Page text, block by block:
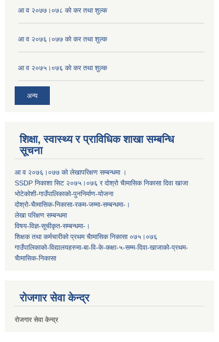
आ व २०७७।०७८ काे कर तथा शुल्क
आ व २०७६।०७७ काे कर तथा शुल्क
आ व २०७५।०७६ काे कर तथा शुल्क
अन्य
शिक्षा, स्वास्थ्य र प्राविधिक शाखा सम्बन्धि
सूचना
आ व २०७६।०७७ काे लेखापरिक्षण सम्बन्धमा ।
SSDP निकाशा सिट २०७५।०७६ र दोश्रो चैामासिक निकासा दिवा खाजा
भोटेकोशी-गाउँपालिकाको-पुननिर्माण-योजना
दोश्रो-चैामासिक-निकासा-रकम-जम्मा-सम्बन्धमा-।
लेखा परिक्षण सम्बन्धमा
विषय-विज्ञ-सूचीकृत-सम्बन्धमा-।
शिक्षक तथा कर्मचारीको प्रथम च‌ैामासिक निकासा ०७५।०७६
गाउँपालिकाको-विद्यालयहरुमा-बा-वि-के-कक्षा-५-सम्म-दिवा-खाजाको-प्रथम-
चैामासिक-निकासा
रोजगार सेवा केन्द्र
रोजगार सेवा केन्द्र